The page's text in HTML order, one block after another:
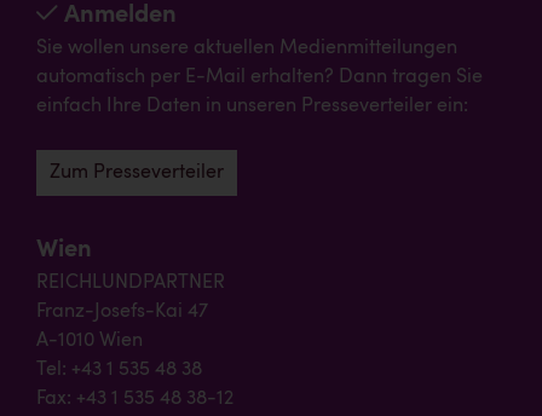
Anmelden
Sie wollen unsere aktuellen Medienmitteilungen
automatisch per E-Mail erhalten? Dann tragen Sie
einfach Ihre Daten in unseren Presseverteiler ein:
Zum Presseverteiler
Wien
REICHLUNDPARTNER
Franz-Josefs-Kai 47
A-1010 Wien
Tel: +43 1 535 48 38
Fax: +43 1 535 48 38-12